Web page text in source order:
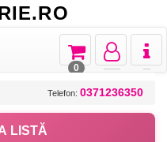
Toggle
Toggle
navigation
Toggle
navigation
0
Telefon: 0371236350
LISTĂ